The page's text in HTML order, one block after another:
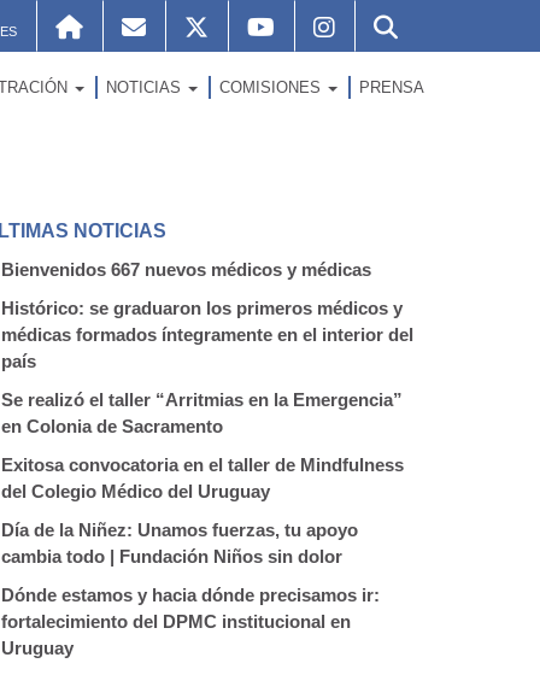
NOTICIAS COMISIONES PRENSA
NOTICIAS
Bienvenidos 667 nuevos médicos y médicas
Histórico: se graduaron los primeros médicos y
médicas formados íntegramente en el interior del
país
Se realizó el taller “Arritmias en la Emergencia”
en Colonia de Sacramento
Exitosa convocatoria en el taller de Mindfulness
del Colegio Médico del Uruguay
Día de la Niñez: Unamos fuerzas, tu apoyo
cambia todo | Fundación Niños sin dolor
Dónde estamos y hacia dónde precisamos ir:
fortalecimiento del DPMC institucional en
Uruguay